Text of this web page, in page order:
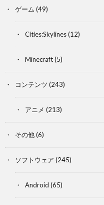
ゲーム (49)
Cities:Skylines(12)
Minecraft(5)
コンテンツ (243)
アニメ (213)
その他(6)
ソフトウェア (245)
Android (65)